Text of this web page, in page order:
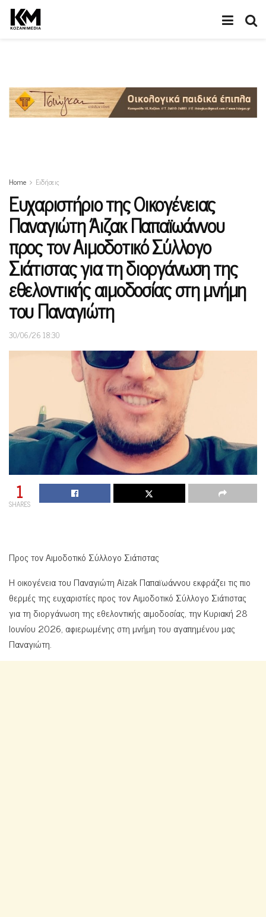
Home Ειδήσεις
Ευχαριστήριο της Οικογένειας
Παναγιώτη Άιζακ Παπαϊωάννου
προς τον Αιμοδοτικό Σύλλογο
Σιάτιστας για τη διοργάνωση της
εθελοντικής αιμοδοσίας στη μνήμη
του Παναγιώτη
30/06/26 18:30
1
SHARES
Προς τον Αιμοδοτικό Σύλλογο Σιάτιστας
Η οικογένεια του Παναγιώτη Aizak Παπαϊωάννου εκφράζει τις πιο
θερμές της ευχαριστίες προς τον Αιμοδοτικό Σύλλογο Σιάτιστας
για τη διοργάνωση της εθελοντικής αιμοδοσίας, την Κυριακή 28
Ιουνίου 2026, αφιερωμένης στη μνήμη του αγαπημένου μας
Παναγιώτη.